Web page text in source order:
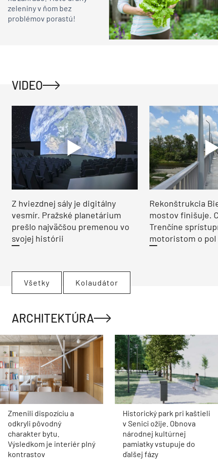
zeleniny v ňom bez
problémov porastú!
VIDEO
Z hviezdnej sály je digitálny
vesmír. Pražské planetárium
prešlo najväčšou premenou vo
svojej histórii
Rekonštrukcia
mostov finišuje.
Trenčíne
motoristom o pol
Všetky Kolaudátor
ARCHITEKTÚRA
Zmenili dispozíciu a
odkryli pôvodný
charakter bytu.
Výsledkom je interiér plný
kontrastov
Historický park pri kaštieli
v Senici ožije. Obnova
národnej kultúrnej
pamiatky vstupuje do
ďalšej fázy